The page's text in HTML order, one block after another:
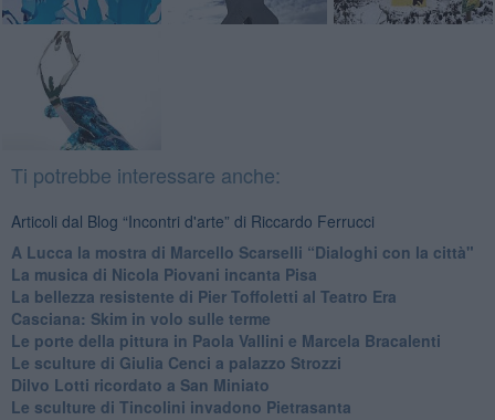
Ti potrebbe interessare anche:
Articoli dal Blog “Incontri d'arte” di Riccardo Ferrucci
A Lucca la mostra di Marcello Scarselli “Dialoghi con la città"
​La musica di Nicola Piovani incanta Pisa
​La bellezza resistente di Pier Toffoletti al Teatro Era
​Casciana: Skim in volo sulle terme
​Le porte della pittura in Paola Vallini e Marcela Bracalenti
​Le sculture di Giulia Cenci a palazzo Strozzi
​Dilvo Lotti ricordato a San Miniato
​Le sculture di Tincolini invadono Pietrasanta